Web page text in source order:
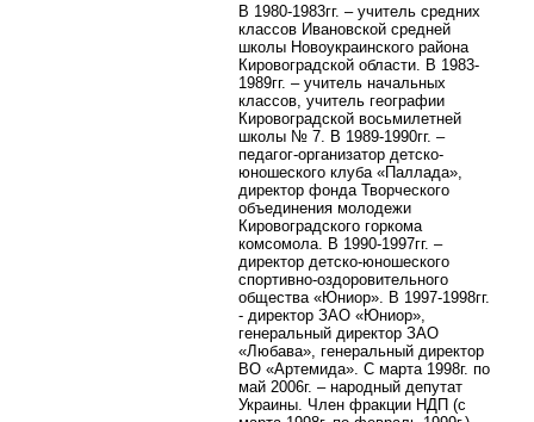
В 1980-1983гг. – учитель средних
классов Ивановской средней
школы Новоукраинского района
Кировоградской области. В 1983-
1989гг. – учитель начальных
классов, учитель географии
Кировоградской восьмилетней
школы № 7. В 1989-1990гг. –
педагог-организатор детско-
юношеского клуба «Паллада»,
директор фонда Творческого
объединения молодежи
Кировоградского горкома
комсомола. В 1990-1997гг. –
директор детско-юношеского
спортивно-оздоровительного
общества «Юниор». В 1997-1998гг.
- директор ЗАО «Юниор»,
генеральный директор ЗАО
«Любава», генеральный директор
ВО «Артемида». С марта 1998г. по
май 2006г. – народный депутат
Украины. Член фракции НДП (с